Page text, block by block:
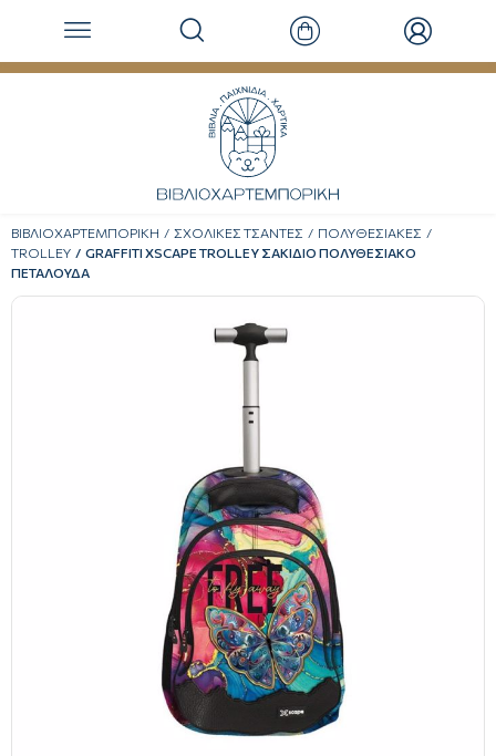
ΒΙΒΛΙΟΧΑΡΤΕΜΠΟΡΙΚΗ ΣΧΟΛΙΚΕΣ ΤΣΑΝΤΕΣ
ΠΟΛΥΘΕΣΙΑΚΕΣ
TROLLEY
GRAFFITI XSCAPE TROLLEY ΣΑΚΙΔΙΟ ΠΟΛΥΘΕΣΙΑΚΟ
ΠΕΤΑΛΟΥΔΑ